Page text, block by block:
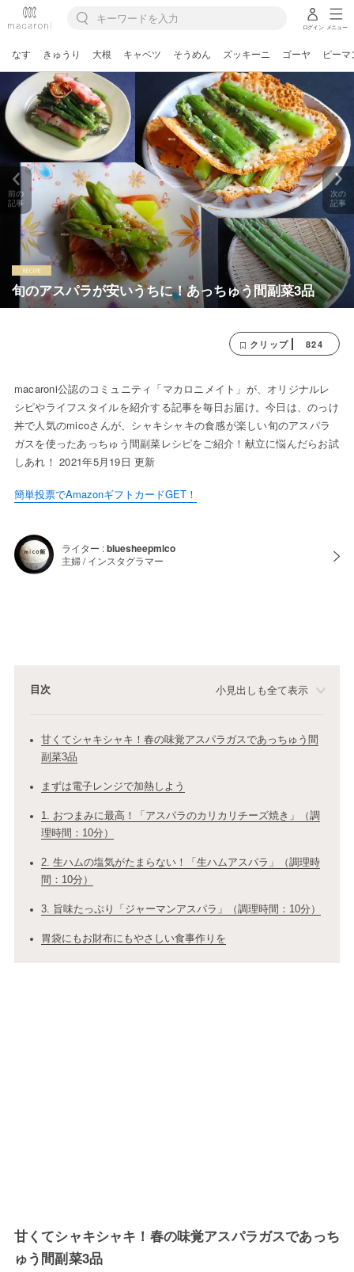
ログイン メニュー
なす きゅうり 大根 キャベツ そうめん ズッキーニ ゴーヤ ピーマ
旬のアスパラが安いうちに！あっちゅう間副菜3品
前の
記事
次の
記事
クリップ 824
macaroni公認のコミュニティ「マカロニメイト」が、オリジナルレ
シピやライフスタイルを紹介する記事を毎日お届け。今日は、のっけ
丼で人気のmicoさんが、シャキシャキの食感が楽しい旬のアスパラ
ガスを使ったあっちゅう間副菜レシピをご紹介！献立に悩んだらお試
しあれ！ 2021年5月19日 更新
簡単投票でAmazonギフトカードGET！
ライター :bluesheepmico
主婦 / インスタグラマー
目次 小見出しも全て表示
甘くてシャキシャキ！春の味覚アスパラガスであっちゅう間
副菜3品
まずは電子レンジで加熱しよう
1. おつまみに最高！「アスパラのカリカリチーズ焼き」（調
理時間：10分）
2. 生ハムの塩気がたまらない！「生ハムアスパラ」（調理時
間：10分）
3. 旨味たっぷり「ジャーマンアスパラ」（調理時間：10分）
胃袋にもお財布にもやさしい食事作りを
甘くてシャキシャキ！春の味覚アスパラガスであっち
ゅう間副菜3品